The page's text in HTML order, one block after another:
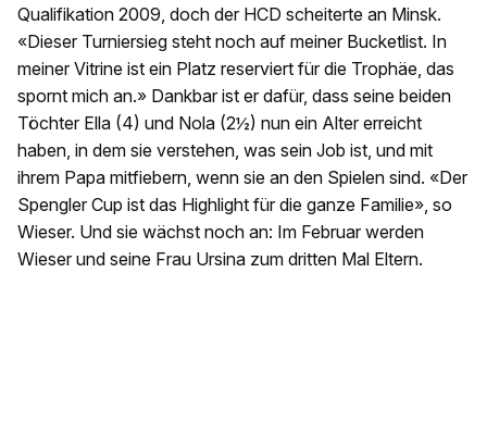
Qualifikation 2009, doch der HCD scheiterte an Minsk.
«Dieser Turniersieg steht noch auf meiner Bucketlist. In
meiner Vitrine ist ein Platz reserviert für die Trophäe, das
spornt mich an.» Dankbar ist er dafür, dass seine beiden
Töchter Ella (4) und Nola (2½) nun ein Alter erreicht
haben, in dem sie verstehen, was sein Job ist, und mit
ihrem Papa mitfiebern, wenn sie an den Spielen sind. «Der
Spengler Cup ist das Highlight für die ganze Familie», so
Wieser. Und sie wächst noch an: Im Februar werden
Wieser und seine Frau Ursina zum dritten Mal Eltern.